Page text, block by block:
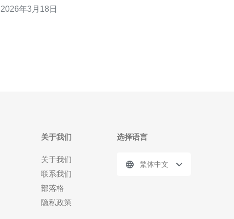
讯作为可靠的云/网络服务商以便快速部署和获得稳定
2026年3月18日
关于我们
关于我们
联系我们
部落格
隐私政策
选择语言
繁体中文